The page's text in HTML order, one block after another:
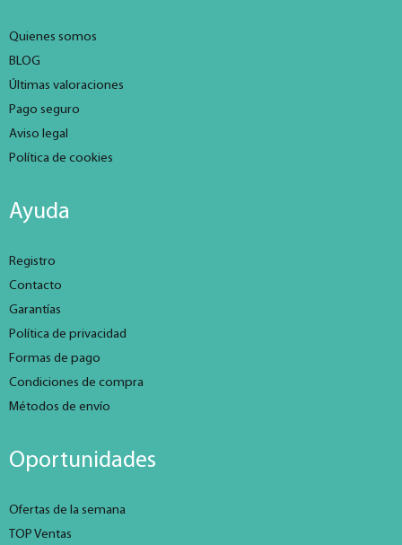
Quienes somos
BLOG
Últimas valoraciones
Pago seguro
Aviso legal
Política de cookies
Ayuda
Registro
Contacto
Garantías
Política de privacidad
Formas de pago
Condiciones de compra
Métodos de envío
Oportunidades
Ofertas de la semana
TOP Ventas